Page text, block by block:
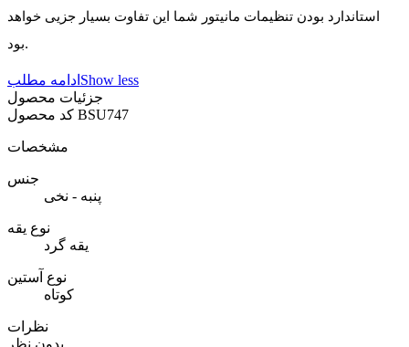
استاندارد بودن تنظیمات مانیتور شما این تفاوت بسیار جزیی خواهد
بود.
ادامه مطلب Show less
جزئیات محصول
BSU747
مشخصات
جنس
پنبه - نخی
نوع یقه
یقه گرد
نوع آستین
کوتاه
نظرات
بدون نظر